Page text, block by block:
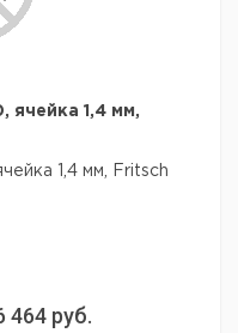
ячейка 1,4 мм,
1,4 мм, Fritsch
464 руб.